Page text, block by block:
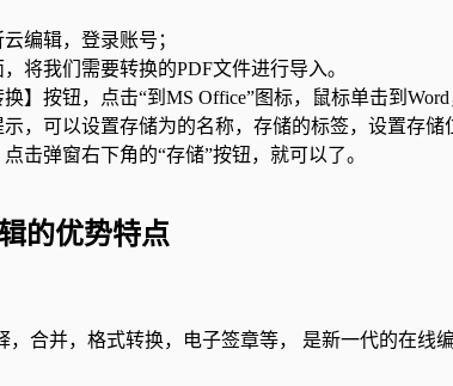
编辑，登录账号；
将我们需要转换的PDF文件进行导入｡
】按钮，点击“到MS Office”图标，鼠标单击到
，可以设置存储为的名称，存储的标签，设置存储
击弹窗右下角的“存储”按钮，就可以了。
的优势特点
合并，格式转换，电子签章等， 是新一代的在线编